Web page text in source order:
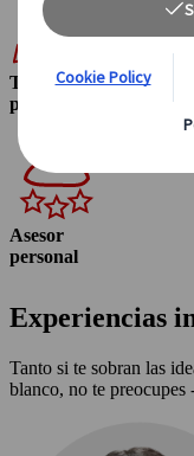
Totalmente
personalizable
Asesor
personal
Experiencias
Tanto si te sobran las
blanco, no te preocupes